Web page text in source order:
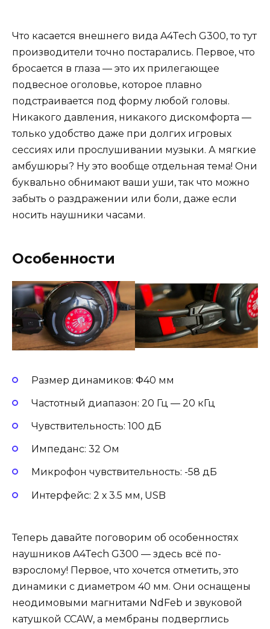
Что касается внешнего вида A4Tech G300, то тут
производители точно постарались. Первое, что
бросается в глаза — это их прилегающее
подвесное оголовье, которое плавно
подстраивается под форму любой головы.
Никакого давления, никакого дискомфорта —
только удобство даже при долгих игровых
сессиях или прослушивании музыки. А мягкие
амбушюры? Ну это вообще отдельная тема! Они
буквально обнимают ваши уши, так что можно
забыть о раздражении или боли, даже если
носить наушники часами.
Особенности
Размер динамиков: Φ40 мм
Частотный диапазон: 20 Гц — 20 кГц
Чувствительность: 100 дБ
Импеданс: 32 Ом
Микрофон чувствительность: -58 дБ
Интерфейс: 2 х 3.5 мм, USB
Теперь давайте поговорим об особенностях
наушников A4Tech G300 — здесь всё по-
взрослому! Первое, что хочется отметить, это
динамики с диаметром 40 мм. Они оснащены
неодимовыми магнитами NdFeb и звуковой
катушкой CCAW, а мембраны подверглись